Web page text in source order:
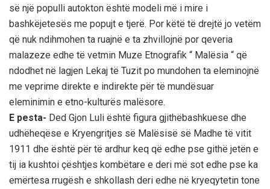
së një populli autokton është modeli më i mire i
bashkëjetesës me popujt e tjerë. Por këtë të drejtë jo vetëm
që nuk ndihmohen ta ruajnë e ta zhvillojnë por qeveria
malazeze edhe të vetmin Muze Etnografik “ Malësia “ që
ndodhet në lagjen Lekaj të Tuzit po mundohen ta eleminojnë
me veprime direkte e indirekte për të mundësuar
eleminimin e etno-kulturës malësore.
E pesta- Ded Gjon Luli është figura gjithëbashkuese dhe
udhëheqëse e Kryengritjes së Malësisë së Madhe të vitit
1911 dhe është për të ardhur keq që edhe pse githë jetën e
tij ia kushtoi çështjes kombëtare e deri më sot edhe pse ka
emërtesa rrugësh e shkollash deri edhe në kryeqytetin tone